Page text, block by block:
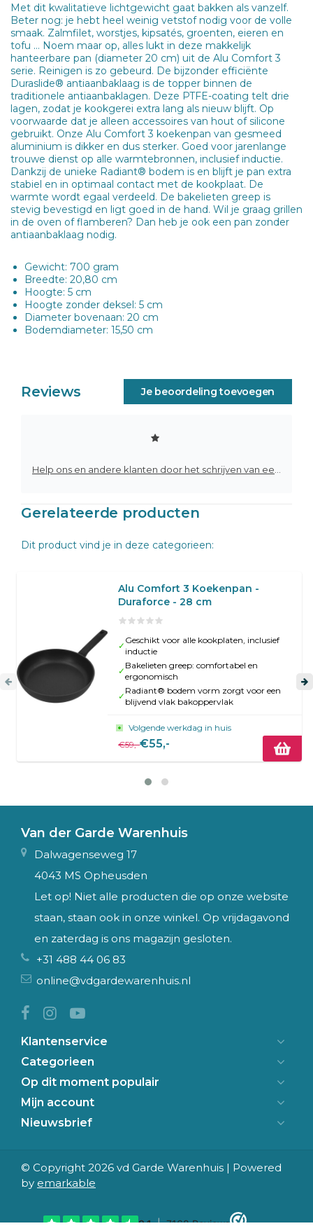
Met dit kwalitatieve lichtgewicht gaat bakken als vanzelf.
Beter nog: je hebt heel weinig vetstof nodig voor de volle
smaak. Zalmfilet, worstjes, kipsatés, groenten, eieren en
tofu … Noem maar op, alles lukt in deze makkelijk
hanteerbare pan (diameter 20 cm) uit de Alu Comfort 3
serie. Reinigen is zo gebeurd. De bijzonder efficiënte
Duraslide® antiaanbaklaag is de topper binnen de
traditionele antiaanbaklagen. Deze PTFE-coating telt drie
lagen, zodat je kookgerei extra lang als nieuw blijft. Op
voorwaarde dat je alleen accessoires van hout of silicone
gebruikt. Onze Alu Comfort 3 koekenpan van gesmeed
aluminium is dikker en dus sterker. Goed voor jarenlange
trouwe dienst op alle warmtebronnen, inclusief inductie.
Dankzij de unieke Radiant® bodem is en blijft je pan extra
stabiel en in optimaal contact met de kookplaat. De
warmte wordt egaal verdeeld. De bakelieten greep is
stevig bevestigd en ligt goed in de hand. Wil je graag grillen
in de oven of flamberen? Dan heb je ook een pan zonder
antiaanbaklaag nodig.
Gewicht: 700 gram
Breedte: 20,80 cm
Hoogte: 5 cm
Hoogte zonder deksel: 5 cm
Diameter bovenaan: 20 cm
Bodemdiameter: 15,50 cm
Reviews Je beoordeling toevoegen
Gerelateerde producten
Dit product vind je in deze categorieen:
Alu Comfort 3 Koekenpan -
Duraforce - 28 cm
✓
Geschikt voor alle kookplaten, inclusief
inductie
✓
Bakelieten greep: comfortabel en
ergonomisch
✓
Radiant® bodem vorm zorgt voor een
blijvend vlak bakoppervlak
Volgende werkdag in huis
€59,-€55,-
Van der Garde Warenhuis
Dalwagenseweg 17
4043 MS Opheusden
Let op! Niet alle producten die op onze website
staan, staan ook in onze winkel. Op vrijdagavond
en zaterdag is ons magazijn gesloten.
+31 488 44 06 83
online@vdgardewarenhuis.nl
Klantenservice
Categorieen
Op dit moment populair
Mijn account
Nieuwsbrief
© Copyright 2026 vd Garde Warenhuis | Powered
by emarkable